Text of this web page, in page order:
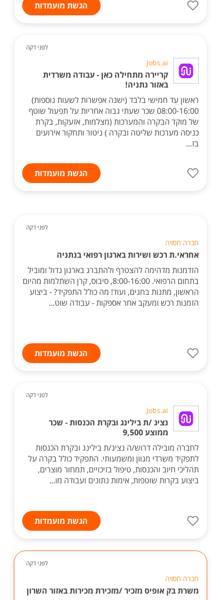
הגשת מועמדות
לפני דקה
Jobs.ai
קריירה מתחילה כאן - עבודה משרדית
באזור נתניה!
ראשון עד חמישי בלבד (ישנה אפשרות לשעות נוספות)
08:00-16:00 שכר שעתי גבוה אחריות על תפעול שוטף
של מוקד הבקרה והמערכות (מצלמות, אזעקות, בקרת
כניסה מערכות שליטה ובקרה ) ניטור ותחקור אירועים
בז...
הגשת מועמדות
לפני דקה
חברה חסויה
אחראי.ת רכש ושירות בארגון רפואי בנתניה
הזדמנות מדהימה להצטרף ולהתברג בארגון גדול ומוביל
בתחום הרפואי. 8:00-16:00, סיבוס, קרן השתלמות מהיום
הראשון, מתנות בחגים, ועוד! מה כולל התפקיד? - ביצוע
הזמנות רכש ומעקב אחר אספקות - עבודה שוט...
הגשת מועמדות
לפני דקה
Jobs.ai
נציג /ת בילינג ובקרת הכנסות - שכר
ממוצע 9,500
לחברה מובילה דרוש/ה נציג/ת בילינג ובקרת הכנסות
לתפקיד משרדי מגוון ומשמעותי. התפקיד כולל בקרה על
תהליכי חיוב והכנסות, טיפול בזיכויים, תמחור מוצרים,
ביצוע בקרות שוטפות, אימות נתונים ועבודה מו...
הגשת מועמדות
לפני דקה
חברה חסויה
משרת בק אופיס מזכיר /מזכירת מכירות באזור השרון